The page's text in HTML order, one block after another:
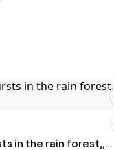
in the rain forest,,